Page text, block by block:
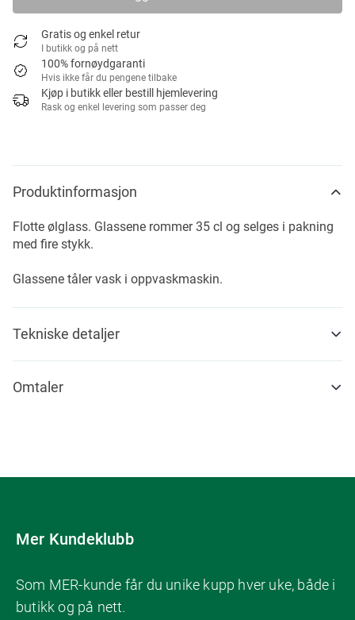
Gratis og enkel retur
I butikk og på nett
100% fornøydgaranti
Hvis ikke får du pengene tilbake
Kjøp i butikk eller bestill hjemlevering
Rask og enkel levering som passer deg
Produktinformasjon
Flotte ølglass. Glassene rommer 35 cl og selges i pakning
med fire stykk.
Glassene tåler vask i oppvaskmaskin.
Tekniske detaljer
Omtaler
Mer Kundeklubb
Som MER-kunde får du unike kupp hver uke, både i
butikk og på nett.